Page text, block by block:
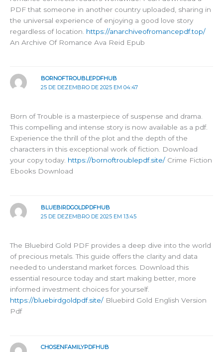
PDF that someone in another country uploaded, sharing in
the universal experience of enjoying a good love story
regardless of location. https://anarchiveofromancepdf.top/
An Archive Of Romance Ava Reid Epub
BORNOFTROUBLEPDFHUB
25 DE DEZEMBRO DE 2025 EM 04:47
Born of Trouble is a masterpiece of suspense and drama.
This compelling and intense story is now available as a pdf.
Experience the thrill of the plot and the depth of the
characters in this exceptional work of fiction. Download
your copy today. https://bornoftroublepdf.site/ Crime Fiction
Ebooks Download
BLUEBIRDGOLDPDFHUB
25 DE DEZEMBRO DE 2025 EM 13:45
The Bluebird Gold PDF provides a deep dive into the world
of precious metals. This guide offers the clarity and data
needed to understand market forces. Download this
essential resource today and start making better, more
informed investment choices for yourself.
https://bluebirdgoldpdf.site/ Bluebird Gold English Version
Pdf
CHOSENFAMILYPDFHUB